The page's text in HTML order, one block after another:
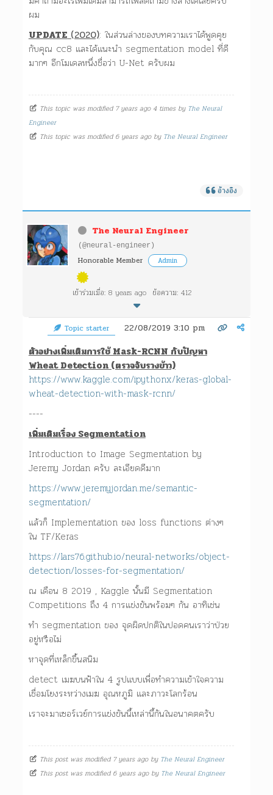
ผม
UPDATE(2020): ในส่วนล่างของบทความเราได้พูดคุย
กับคุณ cc8 และได้แนะนำ segmentation model ที่ดี
มากๆ อีกโมเดลหนึ่งชื่อว่า U-Net ครับผม
This topic was modified 7 years ago 4 times by The Neural
Engineer
This topic was modified 6 years ago by The Neural Engineer
อ้างอิง
The Neural Engineer
(@neural-engineer)
Honorable Member Admin
เข้าร่วมเมื่อ: 8 years ago ข้อความ: 412
Topic starter 22/08/2019 3:10 pm
ตัวอย่างเพิ่มเติมการใช้ Mask-RCNN กับปัญหา
Wheat Detection (ตรวจจับรวงข้าว)
https://www.kaggle.com/ipythonx/keras-global-
wheat-detection-with-mask-rcnn/
----
เพิ่มเติมเรื่อง Segmentation
Introduction to Image Segmentation by
Jeremy Jordan ครับ ละเอียดดีมาก
https://www.jeremyjordan.me/semantic-
segmentation/
แล้วก็ Implementation ของ loss functions ต่างๆ
ใน TF/Keras
https://lars76.github.io/neural-networks/object-
detection/losses-for-segmentation/
ณ เดือน 8 2019 , Kaggle นั้นมี Segmentation
Competitions ถึง 4 การแข่งขันพร้อมๆ กัน อาทิเช่น
ทำ segmentation ของ จุดผิดปกติในปอดคนเราว่าป่วย
อยู่หรือไม่
หาจุดที่เหล็กขึ้นสนิม
detect เมฆบนฟ้าใน 4 รูปแบบเพื่อทำความเข้าใจความ
เชื่อมโยงระหว่างเมฆ อุณหภูมิ และภาวะโลกร้อน
เราจะมาเซอร์เวย์การแข่งขันนี้เหล่านี้กันในอนาคตครับ
This post was modified 7 years ago by The Neural Engineer
This post was modified 6 years ago by The Neural Engineer